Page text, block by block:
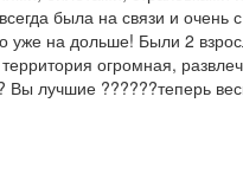
была на связи и
уже на дольше! Были 2
огромная,
Вы лучшие ??????теперь